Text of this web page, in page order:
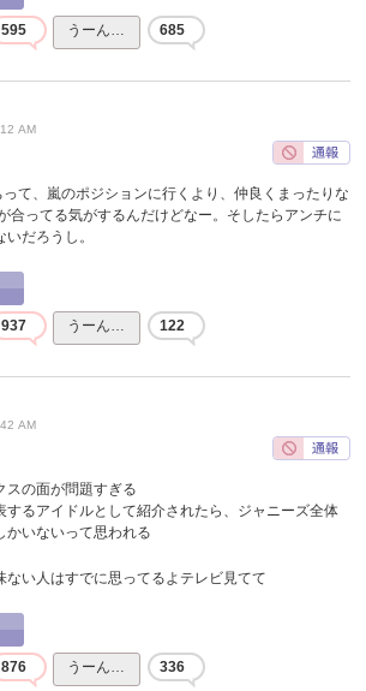
595 うーん… 685
AM
て、嵐のポジションに行くより、仲良くまったりな
合ってる気がするんだけどなー。そしたらアンチに
だろうし。
937 うーん… 122
AM
スの面が問題すぎる
するアイドルとして紹介されたら、ジャニーズ全体
かいないって思われる
ない人はすでに思ってるよテレビ見てて
876 うーん… 336